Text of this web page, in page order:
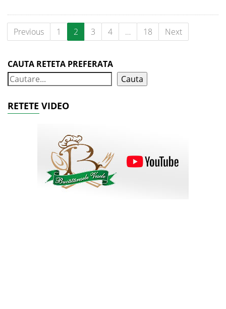
Previous 1 2 3 4 … 18 Next
CAUTA RETETA PREFERATA
Cauta
RETETE VIDEO